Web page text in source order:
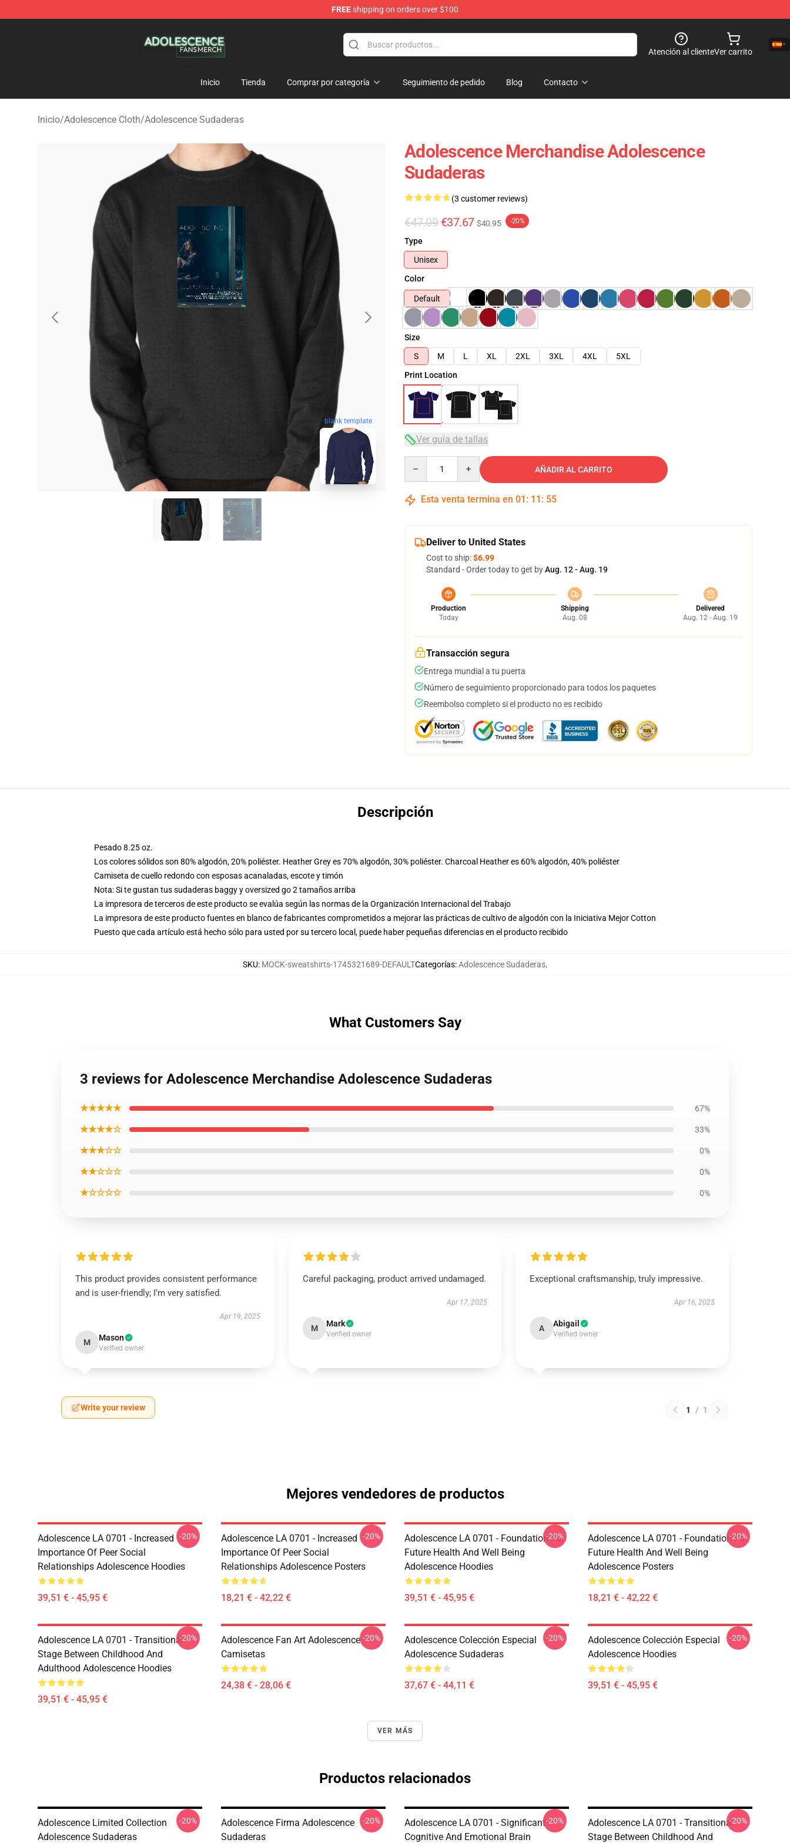
FREEshipping on orders over $100
Atención al clienteVer carrito
Inicio Tienda Comprar por categoría Seguimiento de pedido Blog Contacto
Inicio/Adolescence Cloth/Adolescence Sudaderas
blank template
Adolescence Merchandise Adolescence
Sudaderas
(3 customer reviews)
€47.09 €37.67 $40.95 -20%
Type
Unisex
Color
Default
Size
S
M L XL 2XL 3XL 4XL
5XL
Print Location
Ver guía de tallas
AÑADIR AL CARRITO
Esta venta termina en 01 : 11 : 54
Deliver to United States
Cost to ship:$6.99
Standard - Order today to get byAug. 12 - Aug. 19
Production
Today
Shipping
Aug. 08
Delivered
Aug. 12 - Aug. 19
Transacción segura
Entrega mundial a tu puerta
Número de seguimiento proporcionado para todos los paquetes
Reembolso completo si el producto no es recibido
Descripción
Pesado 8.25 oz.
Los colores sólidos son 80% algodón, 20% poliéster. Heather Grey es 70% algodón, 30% poliéster. Charcoal Heather es 60% algodón, 40% poliéster
Camiseta de cuello redondo con esposas acanaladas, escote y timón
Nota: Si te gustan tus sudaderas baggy y oversized go 2 tamaños arriba
La impresora de terceros de este producto se evalúa según las normas de la Organización Internacional del Trabajo
La impresora de este producto fuentes en blanco de fabricantes comprometidos a mejorar las prácticas de cultivo de algodón con la Iniciativa Mejor Cotton
Puesto que cada artículo está hecho sólo para usted por su tercero local, puede haber pequeñas diferencias en el producto recibido
SKU: MOCK-sweatshirts-1745321689-DEFAULTCategorías:Adolescence Sudaderas,
What Customers Say
3 reviews for Adolescence Merchandise Adolescence Sudaderas
★★★★★ 67%
★★★★☆ 33%
★★★☆☆ 0%
★★☆☆☆ 0%
★☆☆☆☆ 0%
This product provides consistent performance
and is user-friendly; I’m very satisfied.
Apr 19, 2025
M Mason
Verified owner
Careful packaging, product arrived undamaged.
Apr 17, 2025
M Mark
Verified owner
Exceptional craftsmanship, truly impressive.
Apr 16, 2025
A Abigail
Verified owner
Write your review 1 / 1
Mejores vendedores de productos
Adolescence LA 0701 - Increased
Importance Of Peer Social
Relationships Adolescence Hoodies
39,51 € - 45,95 €
-20%
Adolescence LA 0701 - Increased
Importance Of Peer Social
Relationships Adolescence Posters
18,21 € - 42,22 €
-20%
Adolescence LA 0701 - Foundation For
Future Health And Well Being
Adolescence Hoodies
39,51 € - 45,95 €
-20%
Adolescence LA 0701 - Foundation For
Future Health And Well Being
Adolescence Posters
18,21 € - 42,22 €
-20%
Adolescence LA 0701 - Transitional
Stage Between Childhood And
Adulthood Adolescence Hoodies
39,51 € - 45,95 €
-20%
Adolescence Fan Art Adolescence
Camisetas
24,38 € - 28,06 €
-20%
Adolescence Colección Especial
Adolescence Sudaderas
37,67 € - 44,11 €
-20%
Adolescence Colección Especial
Adolescence Hoodies
39,51 € - 45,95 €
-20%
VER MÁS
Productos relacionados
Adolescence Limited Collection
Adolescence Sudaderas
-20%
Adolescence Firma Adolescence
Sudaderas
-20%
Adolescence LA 0701 - Significant
Cognitive And Emotional Brain
-20%
Adolescence LA 0701 - Transitional
Stage Between Childhood And
-20%